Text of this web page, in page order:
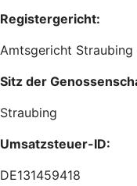
Registergericht:
Amtsgericht Straubing
Sitz der
Straubing
Umsatzsteuer-ID:
DE131459418